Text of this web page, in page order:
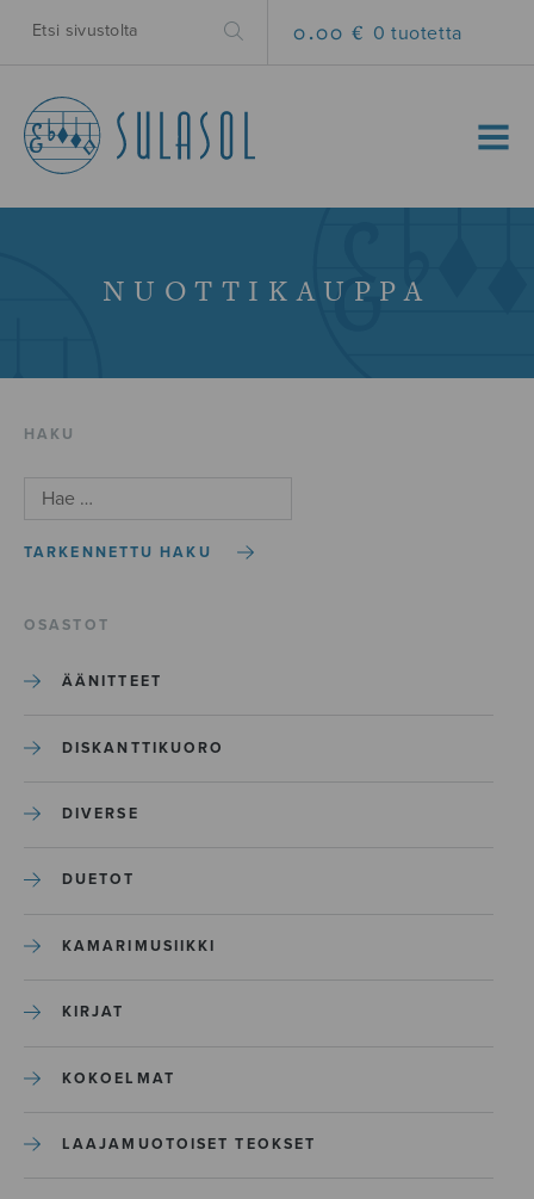
0.00 € 0 tuotetta
MENU
NUOTTIKAUPPA
HAKU
TARKENNETTU HAKU
OSASTOT
ÄÄNITTEET
DISKANTTIKUORO
DIVERSE
DUETOT
KAMARIMUSIIKKI
KIRJAT
KOKOELMAT
LAAJAMUOTOISET TEOKSET